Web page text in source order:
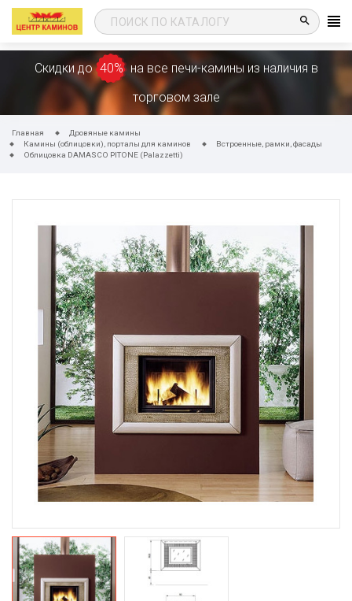
search
Скидки до 40% на все печи-камины из наличия в
торговом зале
Главная
Дровяные камины
Камины (облицовки), порталы для каминов
Встроенные, рамки, фасады
Облицовка DAMASCO PITONE (Palazzetti)